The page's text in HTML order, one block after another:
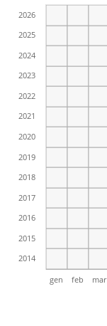
gen feb mar
2014
2015
2016
2017
2018
2019
2020
2021
2022
2023
2024
2025
2026